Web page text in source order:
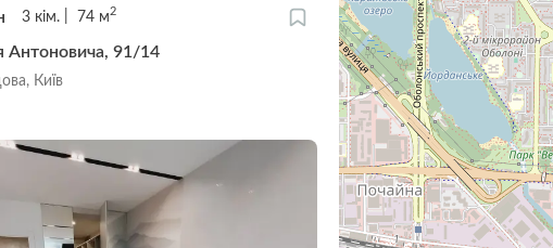
3 кім. 74 м2
Антоновича, 91/14
Київ